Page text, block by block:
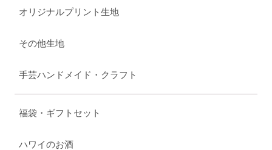
オリジナルプリント生地
その他生地
手芸ハンドメイド・クラフト
福袋・ギフトセット
ハワイのお酒